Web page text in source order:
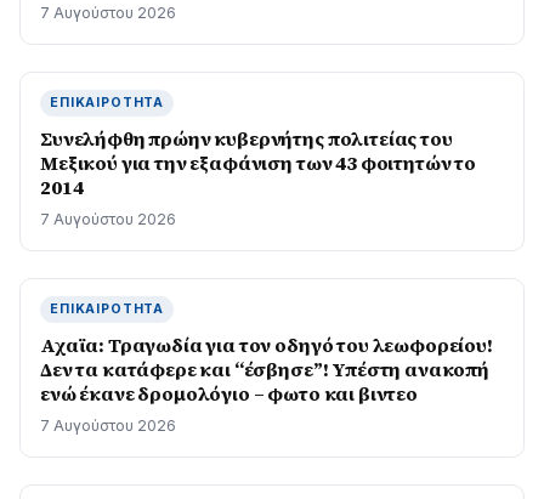
7 Αυγούστου 2026
ΕΠΙΚΑΙΡΌΤΗΤΑ
Συνελήφθη πρώην κυβερνήτης πολιτείας του
Μεξικού για την εξαφάνιση των 43 φοιτητών το
2014
7 Αυγούστου 2026
ΕΠΙΚΑΙΡΌΤΗΤΑ
Αχαϊα: Τραγωδία για τον οδηγό του λεωφορείου!
Δεν τα κατάφερε και “έσβησε”! Υπέστη ανακοπή
ενώ έκανε δρομολόγιο – φωτο και βιντεο
7 Αυγούστου 2026